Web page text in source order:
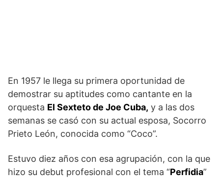
En 1957 le llega su primera oportunidad de
demostrar su aptitudes como cantante en la
orquesta El Sexteto de Joe Cuba, y a las dos
semanas se casó con su actual esposa, Socorro
Prieto León, conocida como “Coco”.
Estuvo diez años con esa agrupación, con la que
hizo su debut profesional con el tema “Perfidia”